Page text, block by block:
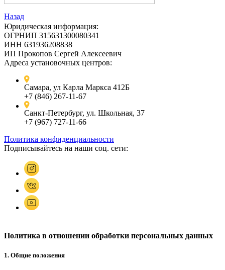
Назад
Юридическая информация:
ОГРНИП 315631300080341
ИНН 631936208838
ИП Прокопов Сергей Алексеевич
Адреса установочных центров:
Самара, ул Карла Маркса 412Б
+7 (846) 267-11-67
Санкт-Петербург, ул. Школьная, 37
+7 (967) 727-11-66
Политика конфиденциальности
Подписывайтесь на наши соц. сети:
Политика в отношении обработки персональных данных
1. Общие положения